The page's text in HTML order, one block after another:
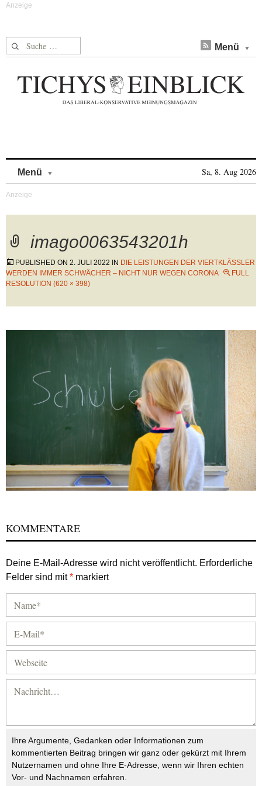
Suche nach: Menü
Menü Sa, 8. Aug 2026
imago0063543201h
PUBLISHED ON 2. JULI 2022 IN DIE LEISTUNGEN DER VIERTKLÄSSLER
WERDEN IMMER SCHWÄCHER – NICHT NUR WEGEN CORONA
FULL
RESOLUTION (620 × 398)
KOMMENTARE
Deine E-Mail-Adresse wird nicht veröffentlicht. Erforderliche
Felder sind mit* markiert
Ihre Argumente, Gedanken oder Informationen zum
kommentierten Beitrag bringen wir ganz oder gekürzt mit Ihrem
Nutzernamen und ohne Ihre E-Adresse, wenn wir Ihren echten
Vor- und Nachnamen erfahren.